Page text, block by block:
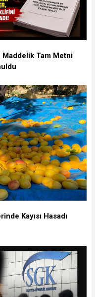
Tam Metni
Kayısı Hasadı